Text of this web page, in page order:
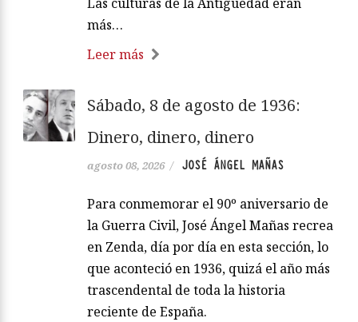
más…
Leer más
Sábado, 8 de agosto de 1936:
Dinero, dinero, dinero
agosto 08, 2026 / JOSÉ ÁNGEL MAÑAS
Para conmemorar el 90º aniversario de
la Guerra Civil, José Ángel Mañas recrea
en Zenda, día por día en esta sección, lo
que aconteció en 1936, quizá el año más
trascendental de toda la historia
reciente de España.